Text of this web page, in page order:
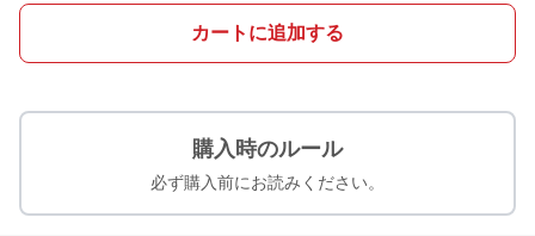
カートに追加する
購入時のルール
必ず購入前にお読みください。